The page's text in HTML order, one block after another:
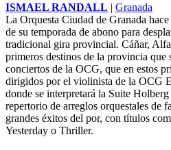
ISMAEL RANDALL | Granada
La Orquesta Ciudad de Granada
de su temporada de abono para
tradicional gira provincial. Cáñar,
primeros destinos de la provincia que
conciertos de la OCG, que en estos
dirigidos por el violinista de la OCG
donde se interpretará la Suite
repertorio de arreglos orquestales de
grandes éxitos del por, con títulos
Yesterday o Thriller.